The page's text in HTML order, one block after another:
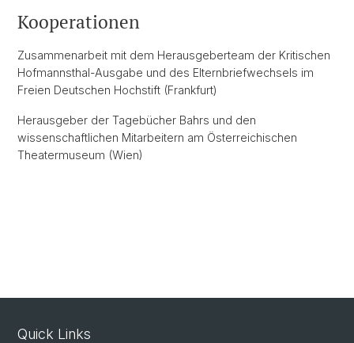
Kooperationen
Zusammenarbeit mit dem Herausgeberteam der Kritischen
Hofmannsthal-Ausgabe und des Elternbriefwechsels im
Freien Deutschen Hochstift (Frankfurt)
Herausgeber der Tagebücher Bahrs und den
wissenschaftlichen Mitarbeitern am Österreichischen
Theatermuseum (Wien)
Quick Links